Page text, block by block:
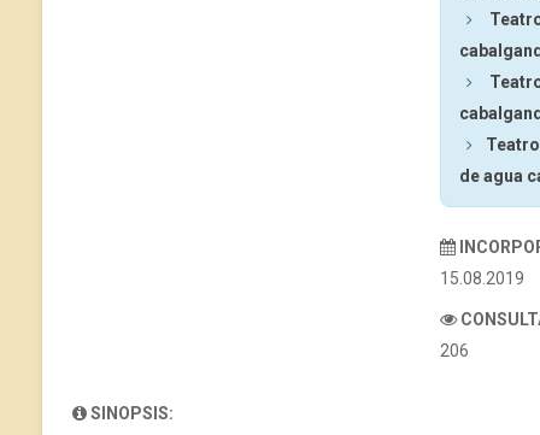
de agua
15.08.2019
206
SINOPSIS: